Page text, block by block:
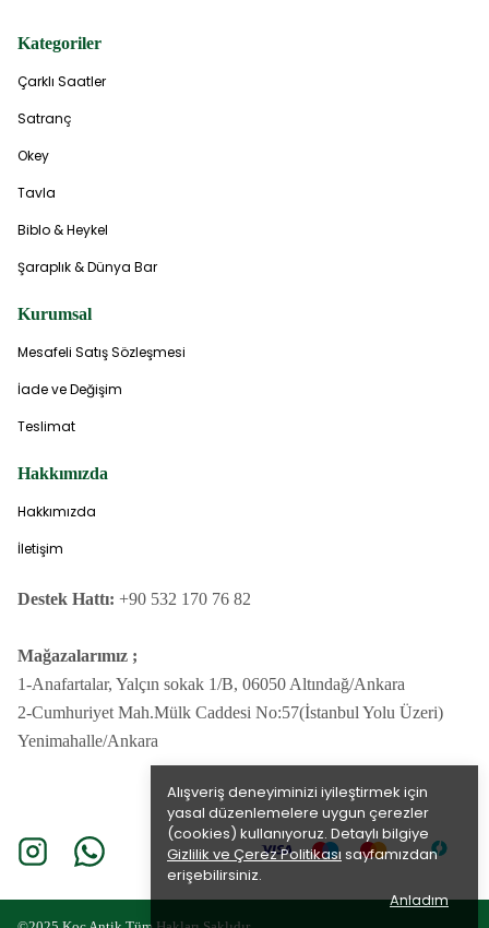
Alışveriş deneyiminizi iyileştirmek için
yasal düzenlemelere uygun çerezler
(cookies) kullanıyoruz. Detaylı bilgiye
Gizlilik ve Çerez Politikası sayfamızdan
erişebilirsiniz.
Anladım
Kategoriler
Çarklı Saatler
Satranç
Okey
Tavla
Biblo & Heykel
Şaraplık & Dünya Bar
Kurumsal
Mesafeli Satış Sözleşmesi
İade ve Değişim
Teslimat
Hakkımızda
Hakkımızda
İletişim
Destek Hattı: +90 532 170 76 82
Mağazalarımız ;
1-Anafartalar, Yalçın sokak 1/B, 06050 Altındağ/Ankara
2-Cumhuriyet Mah.Mülk Caddesi No:57(İstanbul Yolu Üzeri)
Yenimahalle/Ankara